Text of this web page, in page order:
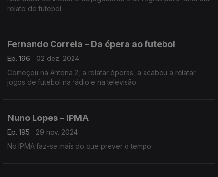
relato de futebol.
Fernando Correia – Da ópera ao futebol
Ep. 196
02 dez. 2024
Começou na Antena 2, a relatar óperas, a acabou a relatar
jogos de futebol na rádio e na televisão
Nuno Lopes – IPMA
Ep. 195
29 nov. 2024
No IPMA faz-se mais do que prever o tempo